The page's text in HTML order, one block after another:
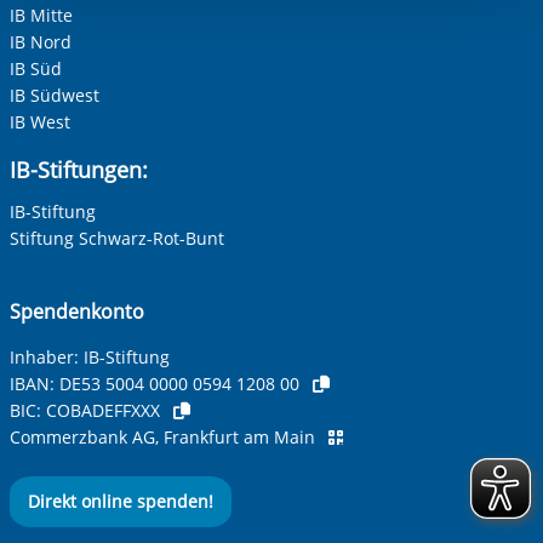
Einwilligung.
Adresse (PLZ, Ort, Strasse)
Ihre E-Mail-Adresse
Ihre Telefonnummer
Betreff ihrer Anfrage
Ihre Nachricht*
IB Mitte
IB Nord
IB Süd
IB Südwest
IB West
IB-Stiftungen:
IB-Stiftung
Stiftung Schwarz-Rot-Bunt
Spendenkonto
Inhaber: IB-Stiftung
IBAN: DE53 5004 0000 0594 1208 00
BIC: COBADEFFXXX
Commerzbank AG, Frankfurt am Main
Direkt online spenden!